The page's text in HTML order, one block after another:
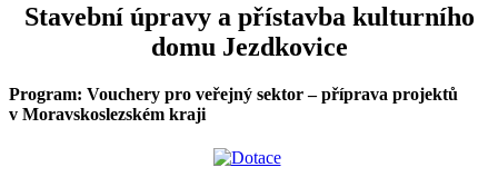
Stavební úpravy a přístavba kulturního
domu Jezdkovice
Program: Vouchery pro veřejný sektor – příprava projektů
v Moravskoslezském kraji